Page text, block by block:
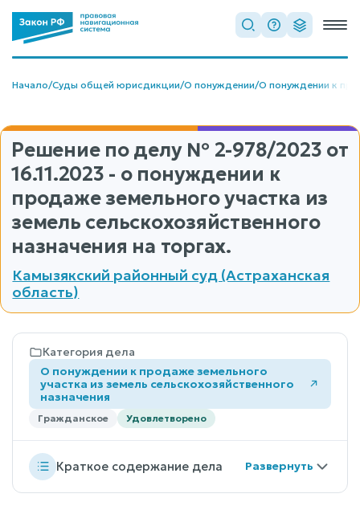
Начало/Суды общей юрисдикции/О понуждении/О понуждении к
Решение по делу № 2-978/2023 от
16.11.2023 - о понуждении к
продаже земельного участка из
земель сельскохозяйственного
назначения на торгах.
Камызякский районный суд (Астраханская
область)
Категория дела
О понуждении к продаже земельного
участка из земель сельскохозяйственного
назначения
Гражданское Удовлетворено
Краткое содержание дела